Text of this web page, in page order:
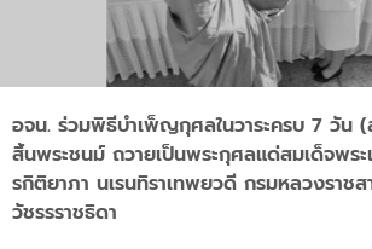
อจน. ร่วมพิธีบำเพ็ญกุศลในวาระครบ 7 วัน
สิ้นพระชนม์ ถวายเป็นพระกุศลแด่สมเด็จพระ
รกิติยาภา นเรนทิราเทพยวดี กรมหลวงราช
วัชรรราชธิดา